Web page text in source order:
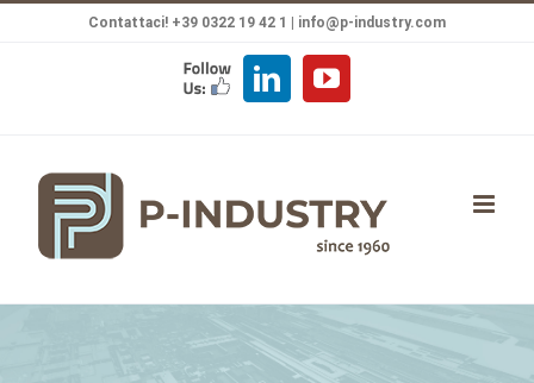
Contattaci! +39 0322 19 42 1 | info@p-industry.com
FOLLOW
US
LinkedInYouTube